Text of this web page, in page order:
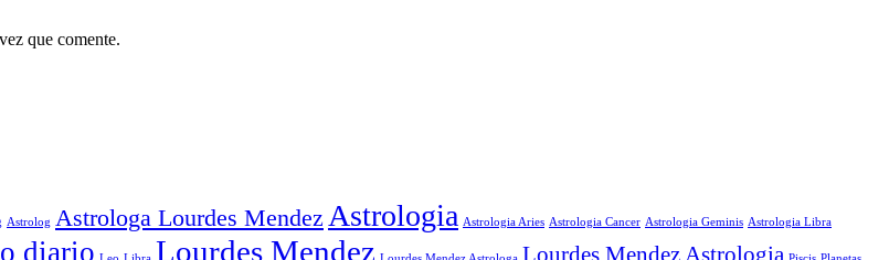
que comente.
Astrolog Astrologa Lourdes Mendez Astrologia Astrologia Aries Astrologia Cancer Astrologia Geminis Astrologia Libra
diario Lourdes Mendez Lourdes Mendez Astrologia